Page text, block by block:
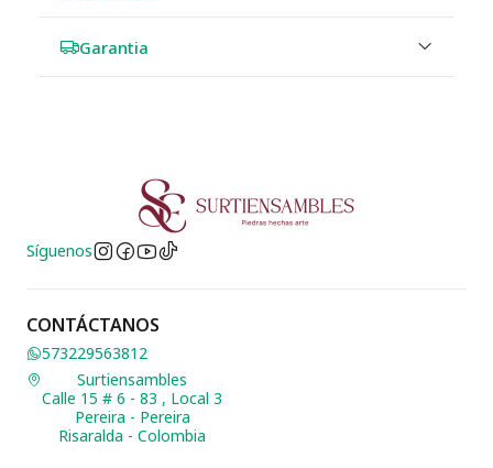
Garantia
Síguenos
CONTÁCTANOS
573229563812
Surtiensambles
Calle 15 # 6 - 83 , Local 3
Pereira - Pereira
Risaralda - Colombia